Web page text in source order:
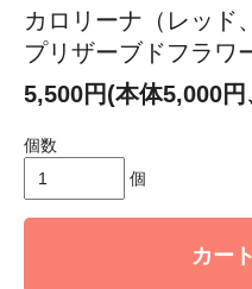
カロリーナ（レッ
プリザーブドフラワ
5,500円(本体5,000
個数
個
カー